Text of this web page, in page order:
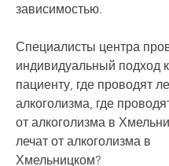
зависимостью.
Специалисты центра
индивидуальный подход
пациенту, где проводят
алкоголизма, где
от алкоголизма в
лечат от алкоголизма в
Хмельницком?